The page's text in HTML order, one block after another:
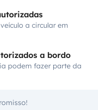
a circular em
a bordo
podem fazer parte da